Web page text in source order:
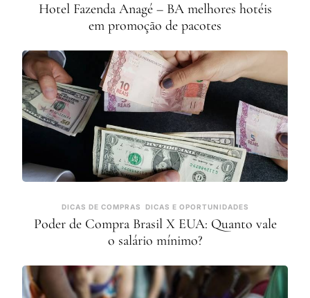
Hotel Fazenda Anagé – BA melhores hotéis
em promoção de pacotes
DICAS DE COMPRAS DICAS E OPORTUNIDADES
Poder de Compra Brasil X EUA: Quanto vale
o salário mínimo?